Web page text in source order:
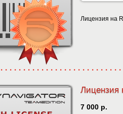
Лицензия на
Лицензия
7 000 р.